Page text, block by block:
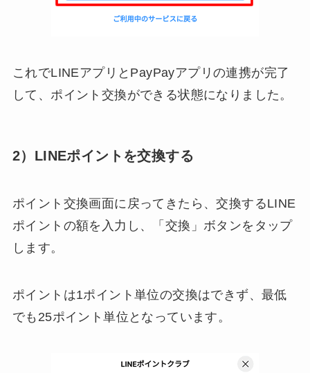
これでLINEアプリとPayPayアプリの連携が完了
して、ポイント交換ができる状態になりました。
2）LINEポイントを交換する
ポイント交換画面に戻ってきたら、交換するLINE
ポイントの額を入力し、「交換」ボタンをタップ
します。
ポイントは1ポイント単位の交換はできず、最低
でも25ポイント単位となっています。